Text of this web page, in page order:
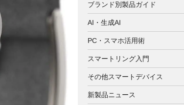
ブランド別製品ガイド
AI・生成AI
PC・スマホ活用術
スマートリング入門
その他スマートデバイス
新製品ニュース